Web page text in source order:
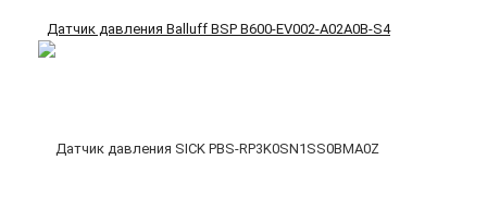
Датчик давления Balluff BSP B600-EV002-A02A0B-S4